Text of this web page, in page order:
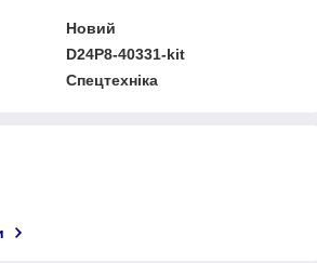
Новий
D24P8-40331-kit
Спецтехніка